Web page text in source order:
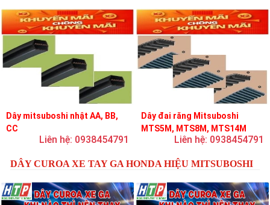
Dây mitsuboshi nhật AA, BB,
CC
Liên hệ: 0938454791
Dây đai răng Mitsuboshi
MTS5M, MTS8M, MTS14M
Liên hệ: 0938454791
DÂY CUROA XE TAY GA HONDA HIỆU MITSUBOSHI